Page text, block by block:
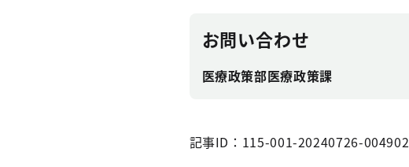
お問い合わせ
医療政策部医療政策課
記事ID：115-001-20240726-004902